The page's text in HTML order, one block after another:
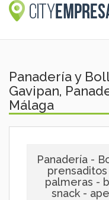
Panadería y
Gavipan,
Málaga
Panadería -
palmeras -
snack -